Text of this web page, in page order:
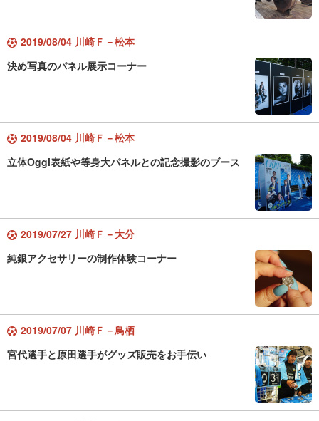
2019/08/04 川崎Ｆ－松本
決め写真のパネル展示コーナー
2019/08/04 川崎Ｆ－松本
立体Oggi表紙や等身大パネルとの記念撮影のブース
2019/07/27 川崎Ｆ－大分
純銀アクセサリーの制作体験コーナー
2019/07/07 川崎Ｆ－鳥栖
宮代選手と原田選手がグッズ販売をお手伝い